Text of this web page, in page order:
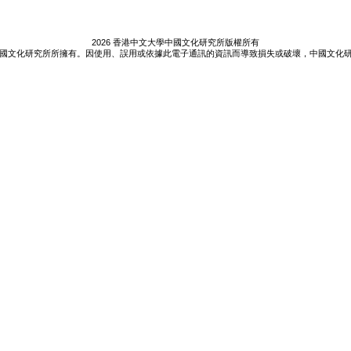
2026 香港中文大學中國文化研究所版權所有
文化研究所所擁有。因使用、誤用或依據此電子通訊的資訊而導致損失或破壞，中國文化研